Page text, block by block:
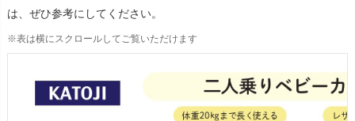
は、ぜひ参考にしてください。
※表は横にスクロールしてご覧いただけます